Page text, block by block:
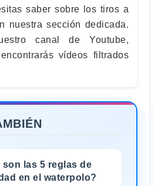
saber sobre los tiros a
nuestra sección dedicada.
canal de Youtube,
vídeos filtrados
son las 5 reglas de
en el waterpolo?